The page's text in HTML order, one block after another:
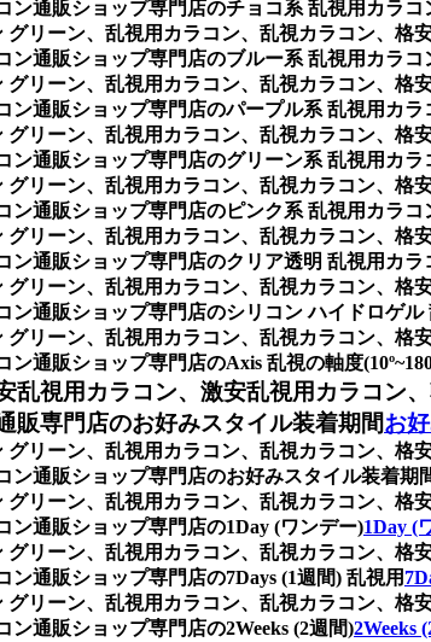
ン通販ショップ専門店のチョコ系 乱視用カラコ
グリーン、乱視用カラコン、乱視カラコン、
ン通販ショップ専門店のブルー系 乱視用カラコ
グリーン、乱視用カラコン、乱視カラコン、
ン通販ショップ専門店のパープル系 乱視用カラ
グリーン、乱視用カラコン、乱視カラコン、
ン通販ショップ専門店のグリーン系 乱視用カラ
グリーン、乱視用カラコン、乱視カラコン、
ン通販ショップ専門店のピンク系 乱視用カラコ
グリーン、乱視用カラコン、乱視カラコン、
ン通販ショップ専門店のクリア透明 乱視用カラ
グリーン、乱視用カラコン、乱視カラコン、
ン通販ショップ専門店のシリコン ハイドロゲル
グリーン、乱視用カラコン、乱視カラコン、
通販ショップ専門店のAxis 乱視の軸度
乱視用カラコン、激安乱視用カラコン
販専門店のお好みスタイル装着期間お
グリーン、乱視用カラコン、乱視カラコン、
ン通販ショップ専門店のお好みスタイル装着期
グリーン、乱視用カラコン、乱視カラコン、
ン通販ショップ専門店の1Day (ワンデー)1Day (
グリーン、乱視用カラコン、乱視カラコン、
通販ショップ専門店の7Days (1週間) 乱視用
グリーン、乱視用カラコン、乱視カラコン、
通販ショップ専門店の2Weeks (2週間)2Weeks